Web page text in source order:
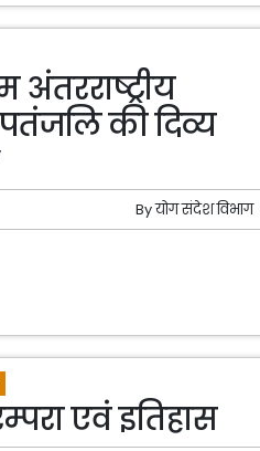
की दिव्य
Byयोग संदेश विभाग
एवं इतिहास